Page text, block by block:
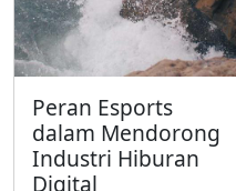
Peran Esports
dalam Mendorong
Industri Hiburan
Digital